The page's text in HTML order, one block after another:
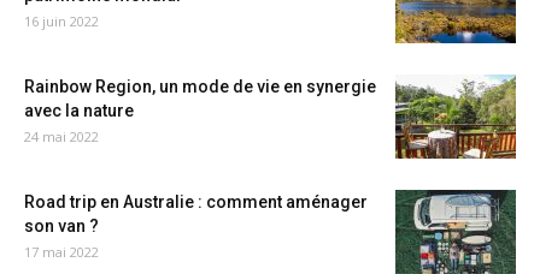
16 juin 2022
Rainbow Region, un mode de vie en synergie
avec la nature
24 mai 2022
Road trip en Australie : comment aménager
son van ?
17 mai 2022